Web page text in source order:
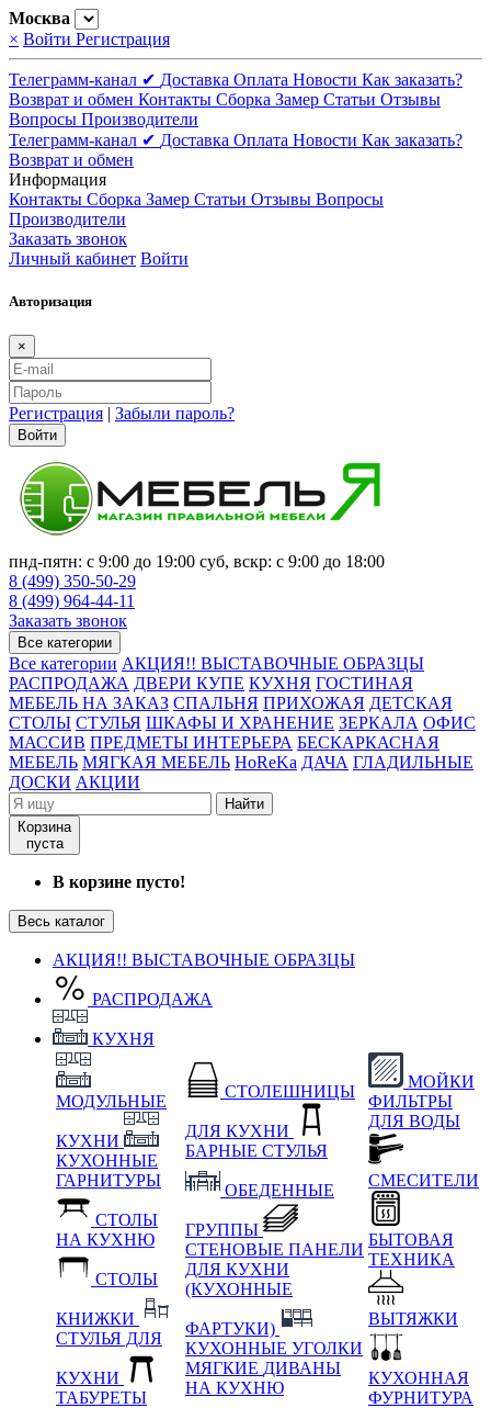
Москва
× Войти Регистрация
Телеграмм-канал ✔ Доставка Оплата Новости Как заказать?
Возврат и обмен Контакты Сборка Замер Статьи Отзывы
Вопросы Производители
Телеграмм-канал ✔ Доставка Оплата Новости Как заказать?
Возврат и обмен
Информация
Контакты Сборка Замер Статьи Отзывы Вопросы
Производители
Заказать звонок
Личный кабинет Войти
Авторизация
×
Регистрация | Забыли пароль?
Войти
пнд-пятн: с 9:00 до 19:00 суб, вскр: с 9:00 до 18:00
8 (499) 350-50-29
8 (499) 964-44-11
Заказать звонок
Все категории
Все категории АКЦИЯ!! ВЫСТАВОЧНЫЕ ОБРАЗЦЫ
РАСПРОДАЖА ДВЕРИ КУПЕ КУХНЯ ГОСТИНАЯ
МЕБЕЛЬ НА ЗАКАЗ СПАЛЬНЯ ПРИХОЖАЯ ДЕТСКАЯ
СТОЛЫ СТУЛЬЯ ШКАФЫ И ХРАНЕНИЕ ЗЕРКАЛА ОФИС
МАССИВ ПРЕДМЕТЫ ИНТЕРЬЕРА БЕСКАРКАСНАЯ
МЕБЕЛЬ МЯГКАЯ МЕБЕЛЬ HoReKa ДАЧА ГЛАДИЛЬНЫЕ
ДОСКИ АКЦИИ
Найти
Корзина
пуста
В корзине пусто!
Весь каталог
АКЦИЯ!! ВЫСТАВОЧНЫЕ ОБРАЗЦЫ
РАСПРОДАЖА
КУХНЯ
МОДУЛЬНЫЕ
КУХНИ
КУХОННЫЕ
ГАРНИТУРЫ
СТОЛЫ
НА КУХНЮ
СТОЛЫ
КНИЖКИ
СТУЛЬЯ ДЛЯ
КУХНИ
ТАБУРЕТЫ
СТОЛЕШНИЦЫ
ДЛЯ КУХНИ
БАРНЫЕ СТУЛЬЯ
ОБЕДЕННЫЕ
ГРУППЫ
СТЕНОВЫЕ ПАНЕЛИ
ДЛЯ КУХНИ
(КУХОННЫЕ
ФАРТУКИ)
КУХОННЫЕ УГОЛКИ
МЯГКИЕ ДИВАНЫ
НА КУХНЮ
МОЙКИ
ФИЛЬТРЫ
ДЛЯ ВОДЫ
СМЕСИТЕЛИ
БЫТОВАЯ
ТЕХНИКА
ВЫТЯЖКИ
КУХОННАЯ
ФУРНИТУРА